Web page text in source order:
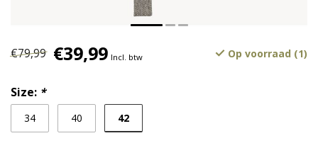
€79,99 €39,99 Incl. btw Op voorraad (1)
Size: *
34 40 42